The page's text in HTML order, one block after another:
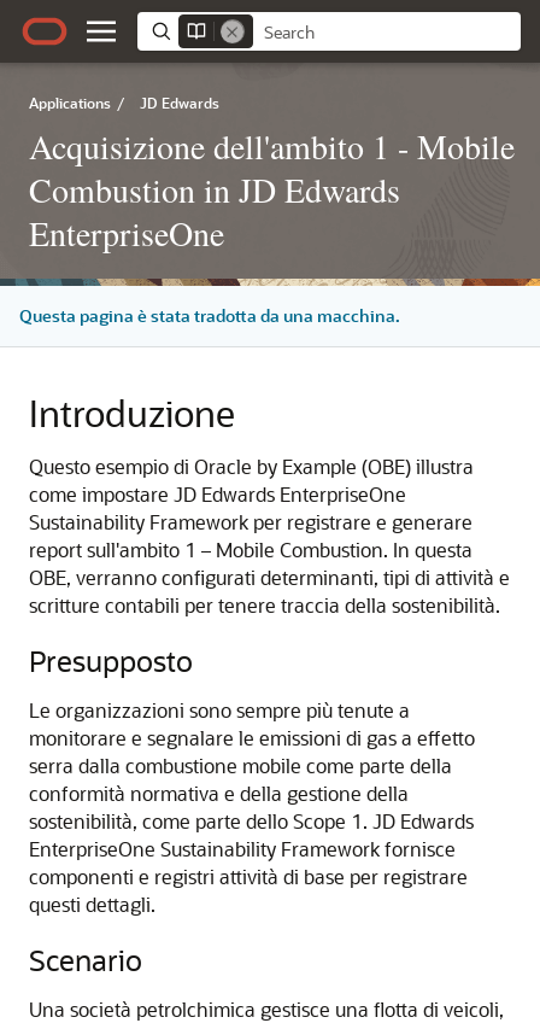
Applications / JD Edwards
Acquisizione dell'ambito 1 - Mobile
Combustion in JD Edwards
EnterpriseOne
Questa pagina è stata tradotta da una macchina.
Introduzione
Questo esempio di Oracle by Example (OBE) illustra
come impostare JD Edwards EnterpriseOne
Sustainability Framework per registrare e generare
report sull'ambito 1 – Mobile Combustion. In questa
OBE, verranno configurati determinanti, tipi di attività e
scritture contabili per tenere traccia della sostenibilità.
Presupposto
Le organizzazioni sono sempre più tenute a
monitorare e segnalare le emissioni di gas a effetto
serra dalla combustione mobile come parte della
conformità normativa e della gestione della
sostenibilità, come parte dello Scope 1. JD Edwards
EnterpriseOne Sustainability Framework fornisce
componenti e registri attività di base per registrare
questi dettagli.
Scenario
Una società petrolchimica gestisce una flotta di veicoli,